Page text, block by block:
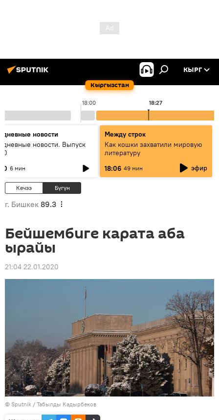
Кыргызстан
КЫРГ
18:00 18:27
новости
новости. Выпуск
6 мин
Между строк
Как кошки захватили мировую
литературу
18:06 49 мин эфир
Кечээ Бүгүн
г. Бишкек 89.3
Бейшембиге карата аба
ырайы
21:04 22.01.2020
© Sputnik / Табылды Кадырбеков